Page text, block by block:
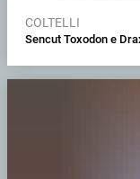
COLTELLI
Sencut Toxodon e